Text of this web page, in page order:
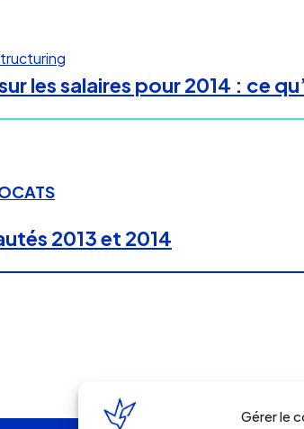
Gérer le
les salaires pour 2014 : ce
2013 et 2014